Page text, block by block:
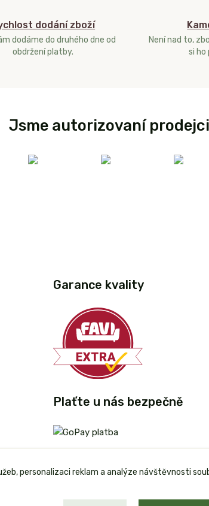
dodání zboží
dodáme do druhého dne od
obdržení platby.
Není nad to,
si ho
Jsme autorizovaní
Garance kvality
Plaťte u nás bezpečně
personalizaci reklam a analýze návštěvnosti